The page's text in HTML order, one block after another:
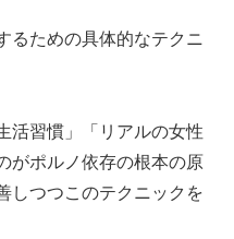
るための具体的なテクニ
活習慣」「リアルの女性
がポルノ依存の根本の原
しつつこのテクニックを